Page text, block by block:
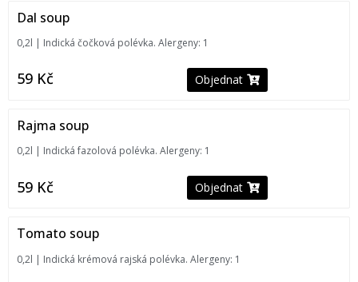
Dal soup
0,2l | Indická čočková polévka. Alergeny: 1
59 Kč Objednat
Rajma soup
0,2l | Indická fazolová polévka. Alergeny: 1
59 Kč Objednat
Tomato soup
0,2l | Indická krémová rajská polévka. Alergeny: 1